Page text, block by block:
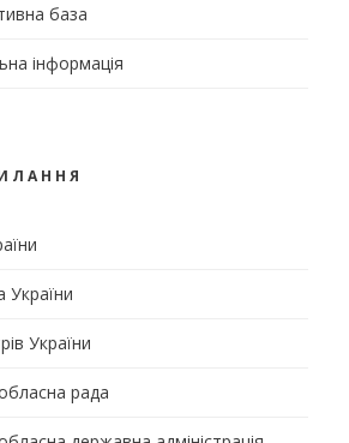
база
інформація
України
України
рада